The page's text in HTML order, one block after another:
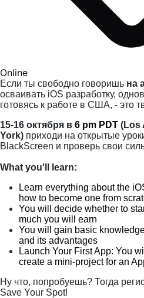
Online
Если ты свободно говоришь на
осваивать iOS разработку,
готовясь к работе в США, - это
15-16 октября в 6 pm PDT (Los
York) приходи на открытые
BlackScreen и проверь свои
What you'll learn:
Learn everything about the
how to become one from
You will decide whether to
much you will earn
You will gain basic
and its advantages
Launch Your First App: You
create a mini-project for an
Ну что, попробуешь? Тогда
Save Your Spot!